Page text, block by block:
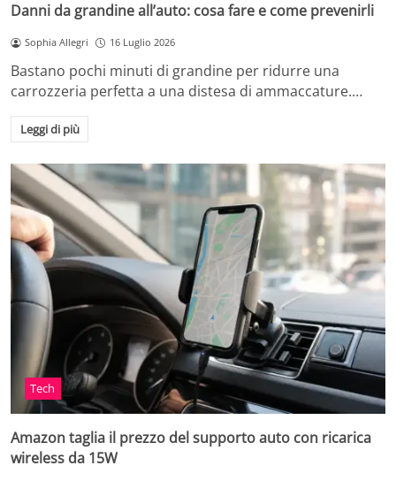
Danni da grandine all’auto: cosa fare e come prevenirli
Sophia Allegri 16 Luglio 2026
Bastano pochi minuti di grandine per ridurre una
carrozzeria perfetta a una distesa di ammaccature.…
Leggi di più
Tech
Amazon taglia il prezzo del supporto auto con ricarica
wireless da 15W